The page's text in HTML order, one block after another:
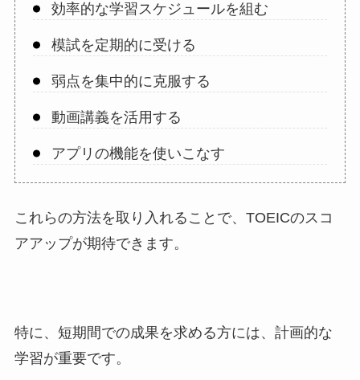
効率的な学習スケジュールを組む
模試を定期的に受ける
弱点を集中的に克服する
動画講義を活用する
アプリの機能を使いこなす
これらの方法を取り入れることで、TOEICのスコ
アアップが期待できます。
特に、短期間での成果を求める方には、計画的な
学習が重要です。